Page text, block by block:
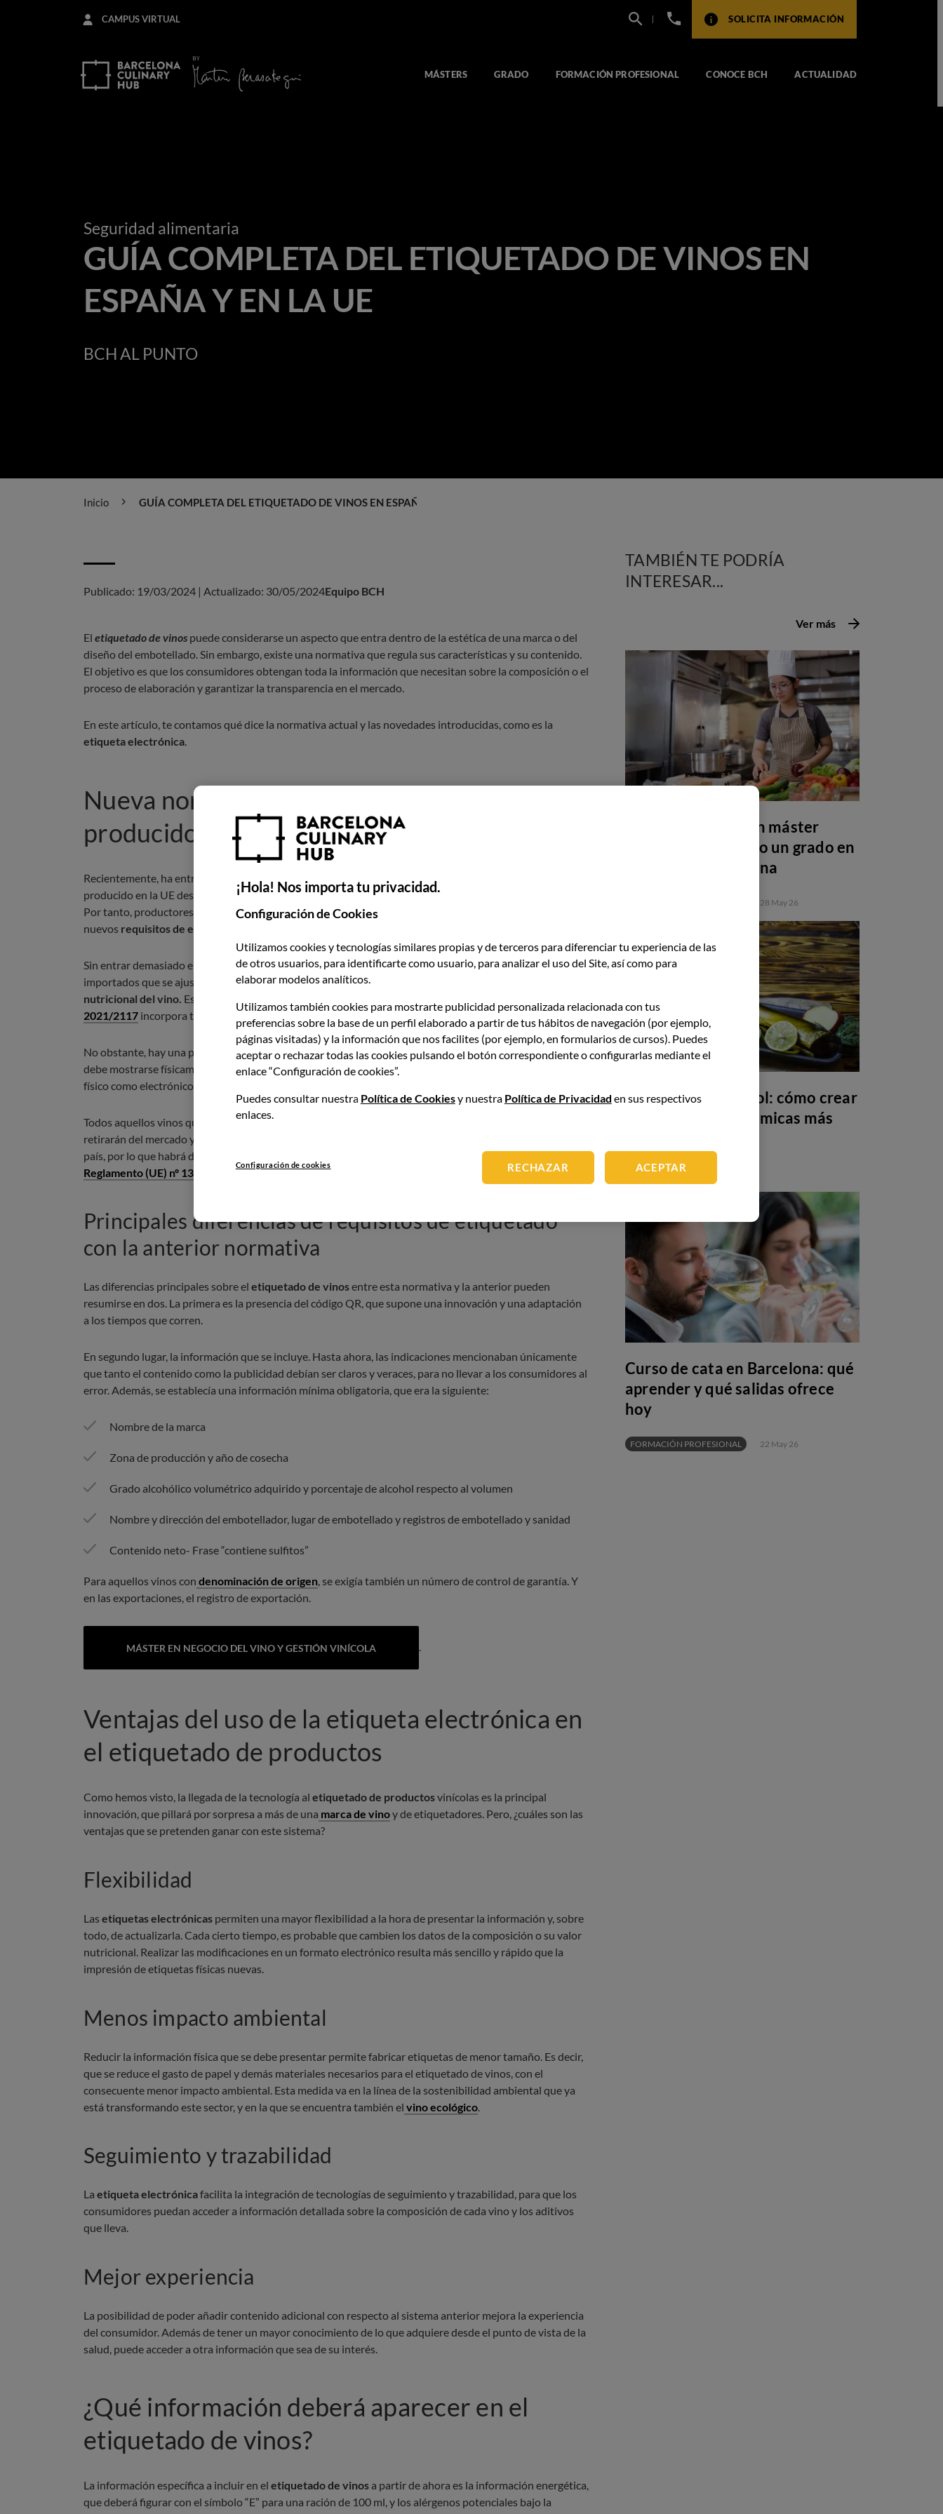
CAMPUS VIRTUAL
+34
SOLICITA INFORMACIÓN
MÁSTERS GRADO FORMACIÓN PROFESIONAL CONOCE BCH ACTUALIDAD
Seguridad alimentaria
GUÍA COMPLETA DEL ETIQUETADO DE VINOS EN
ESPAÑA Y EN LA UE
BCH AL PUNTO
Inicio GUÍA COMPLETA DEL ETIQUETADO DE VINOS EN ESPAÑA Y EN LA UE
Publicado: 19/03/2024 | Actualizado: 30/05/2024Equipo BCH
El etiquetado de vinos puede considerarse un aspecto que entra dentro de la estética de una marca o del
diseño del embotellado. Sin embargo, existe una normativa que regula sus características y su contenido.
El objetivo es que los consumidores obtengan toda la información que necesitan sobre la composición o el
proceso de elaboración y garantizar la transparencia en el mercado.
En este artículo, te contamos qué dice la normativa actual y las novedades introducidas, como es la
etiqueta electrónica.
Nueva normativa del etiquetado de vinos
producidos en la UE
Recientemente, ha entrado en vigor una nueva normativa, que afecta a todos aquellos vinos que se hayan
producido en la UE después del 8 de diciembre de 2023 o que se hayan importado después de esta fecha.
Por tanto, productores y distribuidores de vino, así como fabricantes de etiquetas, necesitan conocer los
nuevos requisitos de etiquetado
Sin entrar demasiado en detalles, la normativa actual establece que todos los vinos producidos o
importados que se ajusten a la fecha mencionada en el punto anterior deben incluir la
nutricional del vino. Es decir, sus ingredientes, alérgenos, energía y valor nutricional. El
2021/2117 incorpora todos los detalles al respecto.
No obstante, hay una particularidad, y es que mientras la información sobre alérgenos e intolerancias
debe mostrarse físicamente, la relativa a los ingredientes o el valor nutricional puede ir tanto en formato
físico como electrónico. Para esta última opción habría que utilizar un código QR.
Todos aquellos vinos que no cumplan con esta nueva normativa sobre el
retirarán del mercado y podrían incluso enfrentarse a una sanción. Estas medidas se establecen en cada
país, por lo que habrá diferencias entre unos y otros. En cualquier caso, los detalles están en el
Reglamento (UE) nº 1306/2013, capítulo IV, artículo 89.
Principales diferencias de requisitos de etiquetado
con la anterior normativa
Las diferencias principales sobre el etiquetado de vinosentre esta normativa y la anterior pueden
resumirse en dos. La primera es la presencia del código QR, que supone una innovación y una adaptación
a los tiempos que corren.
En segundo lugar, la información que se incluye. Hasta ahora, las indicaciones mencionaban únicamente
que tanto el contenido como la publicidad debían ser claros y veraces, para no llevar a los consumidores al
error. Además, se establecía una información mínima obligatoria, que era la siguiente:
Nombre de la marca
Zona de producción y año de cosecha
Grado alcohólico volumétrico adquirido y porcentaje de alcohol respecto al volumen
Nombre y dirección del embotellador, lugar de embotellado y registros de embotellado y sanidad
Contenido neto- Frase “contiene sulfitos”
Para aquellos vinos con denominación de origen, se exigía también un número de control de garantía. Y
en las exportaciones, el registro de exportación.
MÁSTER EN NEGOCIO DEL VINO Y GESTIÓN VINÍCOLA .
Ventajas del uso de la etiqueta electrónica en
el etiquetado de productos
Como hemos visto, la llegada de la tecnología al etiquetado de productosvinícolas es la principal
innovación, que pillará por sorpresa a más de una marca de vinoy de etiquetadores. Pero, ¿cuáles son las
ventajas que se pretenden ganar con este sistema?
Flexibilidad
Las etiquetas electrónicas permiten una mayor flexibilidad a la hora de presentar la información y, sobre
todo, de actualizarla. Cada cierto tiempo, es probable que cambien los datos de la composición o su valor
nutricional. Realizar las modificaciones en un formato electrónico resulta más sencillo y rápido que la
impresión de etiquetas físicas nuevas.
Menos impacto ambiental
Reducir la información física que se debe presentar permite fabricar etiquetas de menor tamaño. Es decir,
que se reduce el gasto de papel y demás materiales necesarios para el etiquetado de vinos, con el
consecuente menor impacto ambiental. Esta medida va en la línea de la sostenibilidad ambiental que ya
está transformando este sector, y en la que se encuentra también el vino ecológico
Seguimiento y trazabilidad
La etiqueta electrónicafacilita la integración de tecnologías de seguimiento y trazabilidad, para que los
consumidores puedan acceder a información detallada sobre la composición de cada vino y los aditivos
que lleva.
Mejor experiencia
La posibilidad de poder añadir contenido adicional con respecto al sistema anterior mejora la experiencia
del consumidor. Además de tener un mayor conocimiento de lo que adquiere desde el punto de vista de la
salud, puede acceder a otra información que sea de su interés.
¿Qué información deberá aparecer en el
etiquetado de vinos?
La información específica a incluir en el etiquetado de vinos a partir de ahora es la información energética,
que deberá figurar con el símbolo “E” para una ración de 100 ml, y los alérgenos potenciales bajo la
TAMBIÉN TE PODRÍA
INTERESAR...
Por qué estudiar un máster
después de una FP o un grado en
gastronomía y cocina
28 May 26
Maridaje sin alcohol: cómo crear
armonías gastronómicas más
GASTRONOMÍA
Curso de cata en Barcelona: qué
aprender y qué salidas ofrece
hoy
FORMACIÓN PROFESIONAL 22 May 26
Ver más
¡Hola! Nos importa tu privacidad.
Configuración de Cookies
Utilizamos cookies y tecnologías similares propias y de terceros para diferenciar tu experiencia de las
de otros usuarios, para identificarte como usuario, para analizar el uso del Site, así como para
elaborar modelos analíticos.
Utilizamos también cookies para mostrarte publicidad personalizada relacionada con tus
preferencias sobre la base de un perfil elaborado a partir de tus hábitos de navegación (por ejemplo,
páginas visitadas) y la información que nos facilites (por ejemplo, en formularios de cursos). Puedes
aceptar o rechazar todas las cookies pulsando el botón correspondiente o configurarlas mediante el
enlace “Configuración de cookies”.
Puedes consultar nuestra Política de Cookiesy nuestra Política de Privacidad en sus respectivos
enlaces.
Configuración de cookies RECHAZAR ACEPTAR